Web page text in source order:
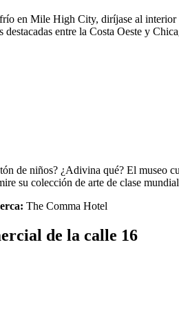
en Mile High City, diríjase al interior
destacadas entre la Costa Oeste y
de niños? ¿Adivina qué? El museo
su colección de arte de clase
The Comma Hotel
de la calle 16